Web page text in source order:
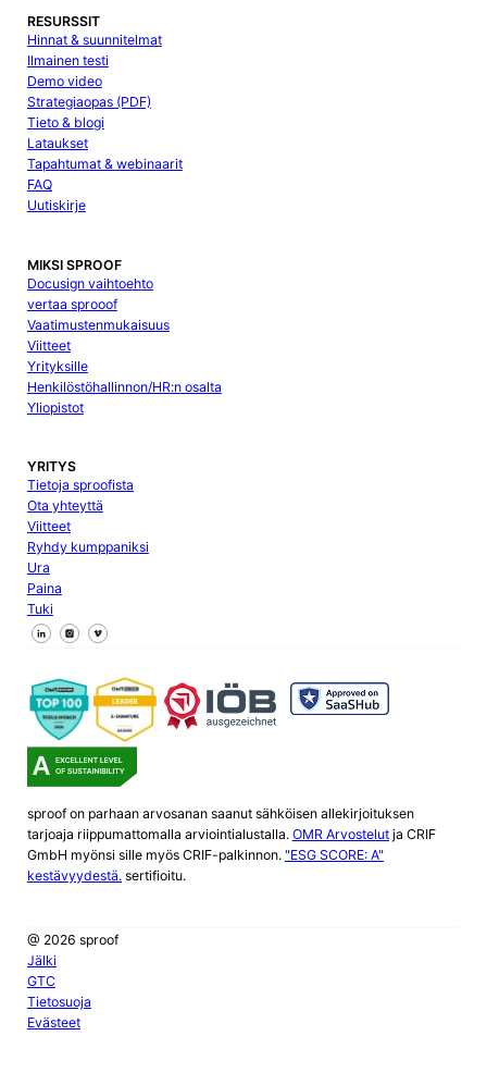
RESURSSIT
Hinnat & suunnitelmat
Ilmainen testi
Demo video
Strategiaopas (PDF)
Tieto & blogi
Lataukset
Tapahtumat & webinaarit
FAQ
Uutiskirje
MIKSI SPROOF
Docusign vaihtoehto
vertaa sprooof
Vaatimustenmukaisuus
Viitteet
Yrityksille
Henkilöstöhallinnon/HR:n osalta
Yliopistot
YRITYS
Tietoja sproofista
Ota yhteyttä
Viitteet
Ryhdy kumppaniksi
Ura
Paina
Tuki
Seuraa meitä Facebookissa
Seuraa meitä X
Seuraa meitä LinkedInissä
sproof on parhaan arvosanan saanut sähköisen allekirjoituksen
tarjoaja riippumattomalla arviointialustalla. OMR Arvostelutja CRIF
GmbH myönsi sille myös CRIF-palkinnon. "ESG SCORE: A"
kestävyydestä.sertifioitu.
@ 2026 sproof
Jälki
GTC
Tietosuoja
Evästeet